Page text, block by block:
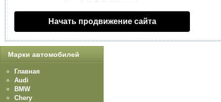
Начать продвижение сайта
Марки автомобилей
Главная
Audi
BMW
Chery